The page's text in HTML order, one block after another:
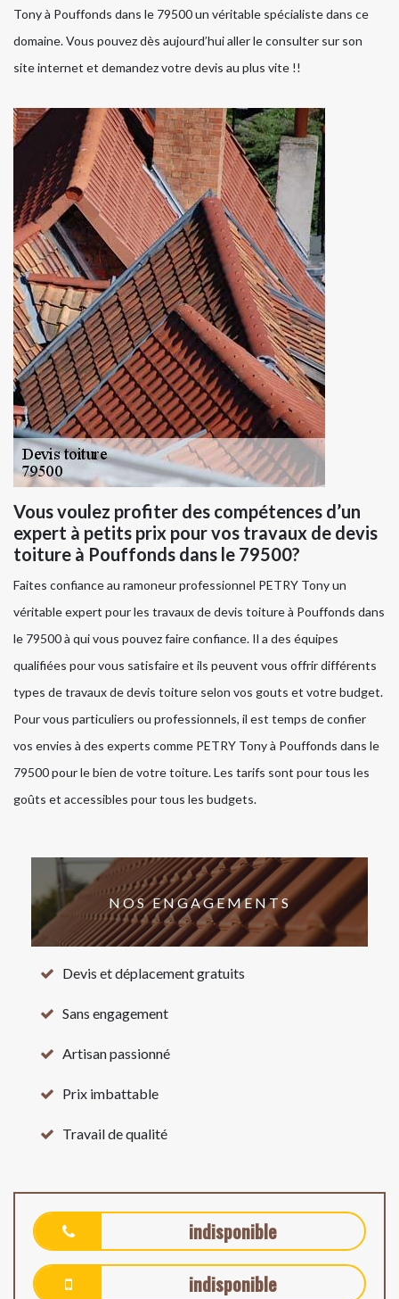
Tony à Pouffonds dans le 79500 un véritable spécialiste dans ce
domaine. Vous pouvez dès aujourd’hui aller le consulter sur son
site internet et demandez votre devis au plus vite !!
Vous voulez profiter des compétences d’un
expert à petits prix pour vos travaux de devis
toiture à Pouffonds dans le 79500?
Faites confiance au ramoneur professionnel PETRY Tony un
véritable expert pour les travaux de devis toiture à Pouffonds dans
le 79500 à qui vous pouvez faire confiance. Il a des équipes
qualifiées pour vous satisfaire et ils peuvent vous offrir différents
types de travaux de devis toiture selon vos gouts et votre budget.
Pour vous particuliers ou professionnels, il est temps de confier
vos envies à des experts comme PETRY Tony à Pouffonds dans le
79500 pour le bien de votre toiture. Les tarifs sont pour tous les
goûts et accessibles pour tous les budgets.
NOS ENGAGEMENTS
Devis et déplacement gratuits
Sans engagement
Artisan passionné
Prix imbattable
Travail de qualité
indisponible
indisponible